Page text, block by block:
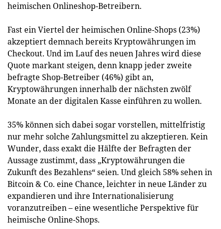
heimischen Onlineshop-Betreibern.
Fast ein Viertel der heimischen Online-Shops (23%)
akzeptiert demnach bereits Kryptowährungen im
Checkout. Und im Lauf des neuen Jahres wird diese
Quote markant steigen, denn knapp jeder zweite
befragte Shop-Betreiber (46%) gibt an,
Kryptowährungen innerhalb der nächsten zwölf
Monate an der digitalen Kasse einführen zu wollen.
35% können sich dabei sogar vorstellen, mittelfristig
nur mehr solche Zahlungsmittel zu akzeptieren. Kein
Wunder, dass exakt die Hälfte der Befragten der
Aussage zustimmt, dass „Kryptowährungen die
Zukunft des Bezahlens“ seien. Und gleich 58% sehen in
Bitcoin & Co. eine Chance, leichter in neue Länder zu
expandieren und ihre Internationalisierung
voranzutreiben – eine wesentliche Perspektive für
heimische Online-Shops.